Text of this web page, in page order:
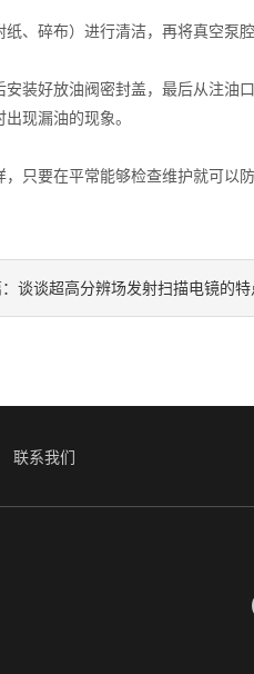
碎布）进行清洁，再将真空泵腔
好放油阀密封盖，最后从注油口
现漏油的现象。
要在平常能够检查维护就可以
：谈谈超高分辨场发射扫描电镜的特
联系我们